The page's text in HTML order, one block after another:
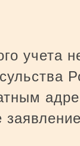
учета